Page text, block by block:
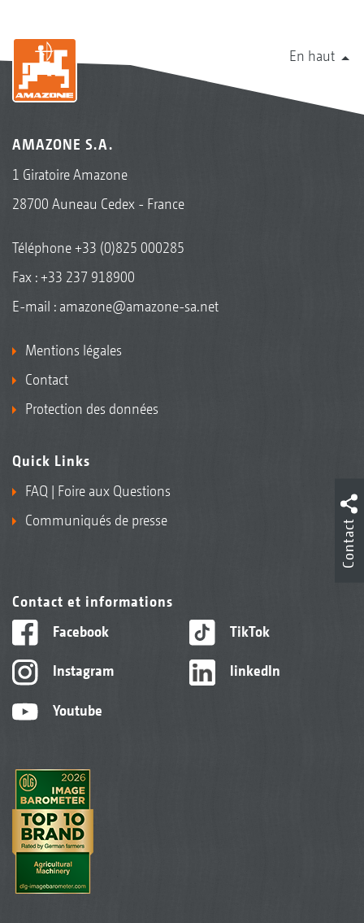
En haut
AMAZONE S.A.
1 Giratoire Amazone
28700 Auneau Cedex - France
Téléphone+33 (0)825 000285
Fax : +33 237 918900
E-mail : amazone@amazone-sa.net
Mentions légales
Contact
Protection des données
Quick Links
FAQ | Foire aux Questions
Communiqués de presse
Contact et informations
Facebook
Instagram
Youtube
TikTok
linkedIn
Contact